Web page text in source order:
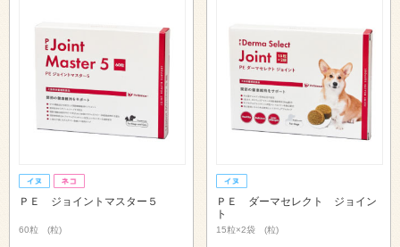
ＰＥ ジョイントマスター５
60粒 (粒)
ＰＥ ダーマセレクト ジョイン
ト
15粒×2袋 (粒)